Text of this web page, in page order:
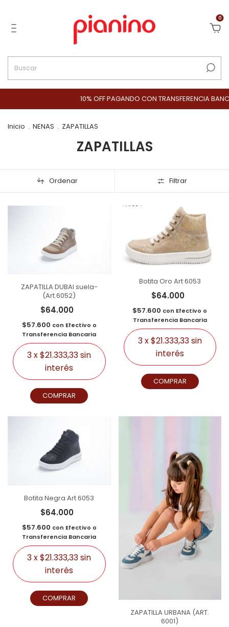
0
10% OFF PAGANDO CON TRANSFERENCIA BANCARIA 3
Inicio . NENAS . ZAPATILLAS
ZAPATILLAS
Ordenar Filtrar
ZAPATILLA DUBAI suela-
(Art.6052)
$64.000
$57.600 con Efectivo o
Transferencia Bancaria
3x$21.333,33sin
interés
COMPRAR
Botita Oro Art 6053
$64.000
$57.600 con Efectivo o
Transferencia Bancaria
3x$21.333,33sin
interés
COMPRAR
Botita Negra Art 6053
$64.000
$57.600 con Efectivo o
Transferencia Bancaria
3x$21.333,33sin
interés
COMPRAR
ZAPATILLA URBANA (ART.
6001)